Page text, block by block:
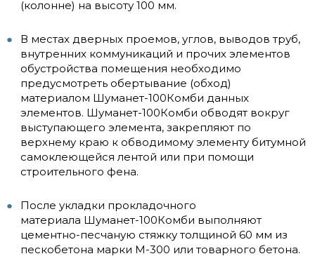
(колонне) на высоту 100 мм.
В местах дверных проемов, углов, выводов труб,
внутренних коммуникаций и прочих элементов
обустройства помещения необходимо
предусмотреть обертывание (обход)
материалом Шуманет-100Комби данных
элементов. Шуманет-100Комби обводят вокруг
выступающего элемента, закрепляют по
верхнему краю к обводимому элементу битумной
самоклеющейся лентой или при помощи
строительного фена.
После укладки прокладочного
материала Шуманет-100Комби выполняют
цементно-песчаную стяжку толщиной 60 мм из
пескобетона марки М-300 или товарного бетона.